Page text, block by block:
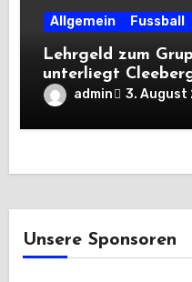
Allgemein Fussball
Lehrgeld zum
unterliegt
admin 3. August
Unsere Sponsoren